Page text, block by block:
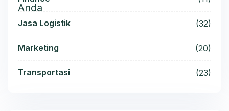
Jasa Logistik (32)
Marketing (20)
Transportasi (23)